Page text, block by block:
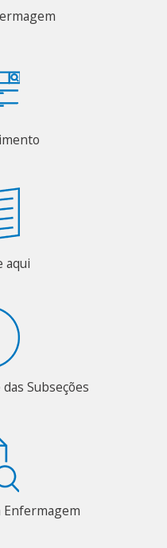
aqui
Subseções
Enfermagem